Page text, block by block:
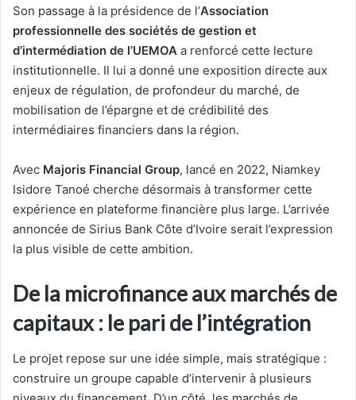
Son passage à la présidence de l’Association
professionnelle des sociétés de gestion et
d’intermédiation de l’UEMOA a renforcé cette lecture
institutionnelle. Il lui a donné une exposition directe aux
enjeux de régulation, de profondeur du marché, de
mobilisation de l’épargne et de crédibilité des
intermédiaires financiers dans la région.
Avec Majoris Financial Group, lancé en 2022, Niamkey
Isidore Tanoé cherche désormais à transformer cette
expérience en plateforme financière plus large. L’arrivée
annoncée de Sirius Bank Côte d’Ivoire serait l’expression
la plus visible de cette ambition.
De la microfinance aux marchés de
capitaux : le pari de l’intégration
Le projet repose sur une idée simple, mais stratégique :
construire un groupe capable d’intervenir à plusieurs